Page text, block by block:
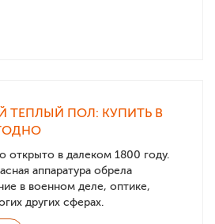
ТЕПЛЫЙ ПОЛ: КУПИТЬ В
открыто в далеком 1800 году.
аппаратура обрела
в военном деле, оптике,
других сферах.